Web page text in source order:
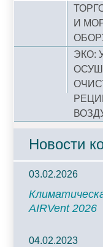
И
ЭКО:
Новости
03.02.2026
AIRVent 2026
04.02.2023